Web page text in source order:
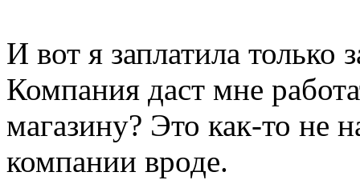
И вот я заплатила только
Компания даст мне
магазину? Это как-то не
компании вроде.